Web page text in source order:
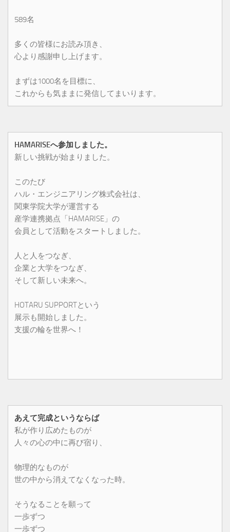
589名
多くの皆様にお読み頂き、
心より感謝申し上げます。
まずは1000名を目標に、
これからも気ままに発信してまいります。
HAMARISEへ参加しました。
新しい挑戦が始まりました。
このたび
ハル・エンジニアリング株式会社は、
関東学院大学が運営する
産学連携拠点「HAMARISE」の
会員として活動をスタートしました。
人と人をつなぎ、
企業と大学をつなぎ、
そして新しい未来へ。
HOTARU SUPPORTという
展示も開始しました。
支援の輪を世界へ！
あえて完成というならば
私が作り広めたものが
人々の心の中に再び宿り、
物理的なものが
世の中から消えてなくなった時。
そうなることを願って
一歩ずつ
一歩ずつ